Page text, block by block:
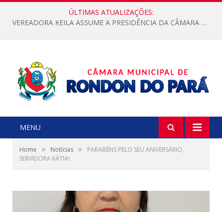
ÚLTIMAS ATUALIZAÇÕES:
VEREADORA KEILA ASSUME A PRESIDÊNCIA DA CÂMARA MUNICIPAL.
MENU
Home » Notícias »
PARABÉNS PELO SEU ANIVERSÁRIO,
SERVIDORA KÁTIA!